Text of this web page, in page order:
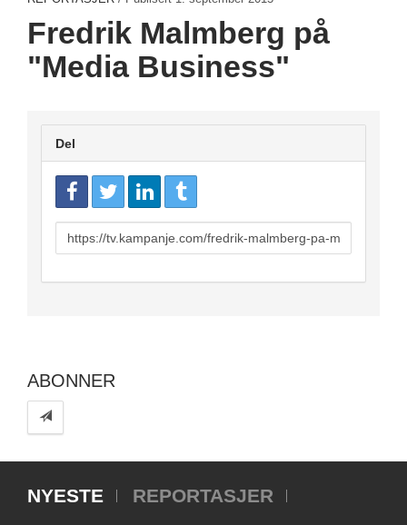
Fredrik Malmberg på
"Media Business"
Del
URL
to
ABONNER
NYESTE
REPORTASJER